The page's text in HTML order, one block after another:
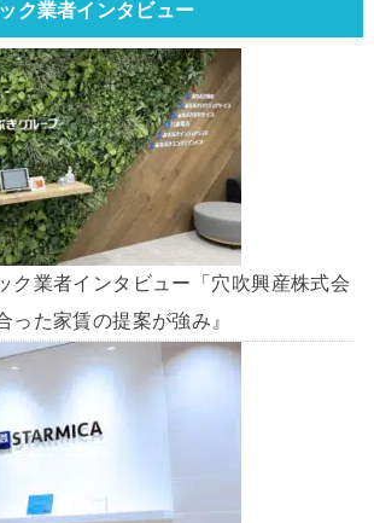
ク業者インタビュー
ク業者インタビュー「穴吹興産株式会
った家賃の提案が強み』